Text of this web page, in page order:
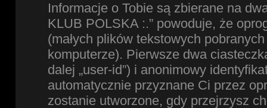
Informacje o Tobie są zbierane na
KLUB POLSKA :.” powoduje, że
(małych plików tekstowych
komputerze). Pierwsze dwa
dalej „user-id”) i anonimowy
automatycznie przyznane Ci przez
zostanie utworzone, gdy przejrzysz